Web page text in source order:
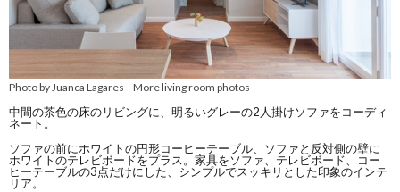
Photo by Juanca Lagares –More living room photos
中間の茶色の床のリビングに、明るいグレーの2人掛けソファをコーディ
ネート。
ソファの前にホワイトの円形コーヒーテーブル、ソファと反対側の壁に
ホワイトのテレビボードをプラス。家具をソファ、テレビボード、コー
ヒーテーブルの3点だけにした、シンプルでスッキリとした印象のインテ
リア。